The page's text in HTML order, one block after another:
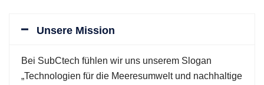
Unsere Mission
Bei SubCtech fühlen wir uns unserem Slogan
„Technologien für die Meeresumwelt und nachhaltige